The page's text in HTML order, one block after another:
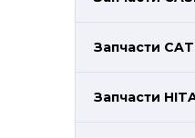
Запчасти
Запчасти